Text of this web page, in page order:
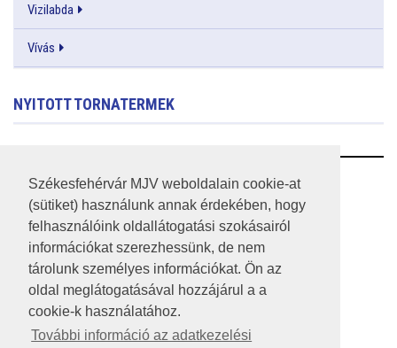
Székesfehérvár MJV weboldalain cookie-at
(sütiket) használunk annak érdekében, hogy
felhasználóink oldallátogatási szokásairól
információkat szerezhessünk, de nem
tárolunk személyes információkat. Ön az
oldal meglátogatásával hozzájárul a a
cookie-k használatához.
További információ az adatkezelési
Vizilabda
Vívás
NYITOTT TORNATERMEK
RSS
A HONLAP 2017.03.31-I ÁLLAPOTA
JOGI NYILATKOZAT
IMPRESSZUM